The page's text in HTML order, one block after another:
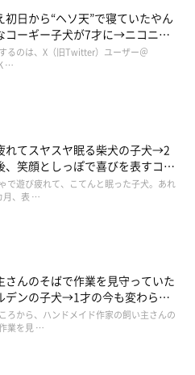
のふだんの様子
初日から“ヘソ天”で寝ていたやん
コーギー子犬が7才に→ニコニ
ギースマイル”が魅力のコに成
るのは、X（旧Twitter）ユーザー＠
…
れてスヤスヤ眠る柴犬の子犬→2
、笑顔としっぽで喜びを表すコに
で遊び疲れて、こてんと眠った子犬。あれ
月、表 …
さんのそばで作業を見守っていた
デンの子犬→1才の今も変わらな
り隊”の姿にほっこり
ろから、ハンドメイド作家の飼い主さんの
業を見 …